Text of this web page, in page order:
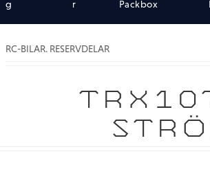
g
r
Packbox
RC-BILAR. RESERVDELAR